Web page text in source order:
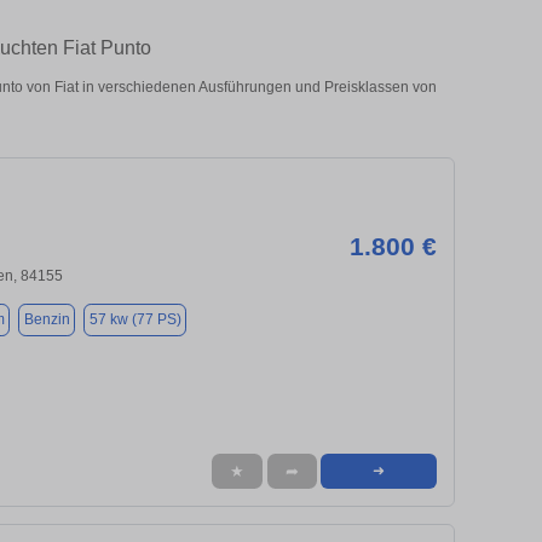
Fiat Punto
von Fiat in verschiedenen Ausführungen und Preisklassen von
1.800 €
84155
Benzin 57 kw (77 PS)
★ ➦ ➜